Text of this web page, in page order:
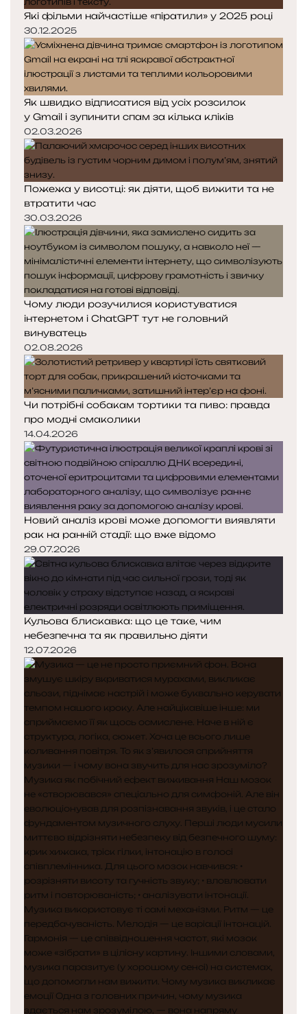
п
р
а
Які фільми найчастіше «піратили» у 2025 році
30.12.2025
Як швидко відписатися від усіх розсилок
у Gmail і зупинити спам за кілька кліків
02.03.2026
Пожежа у висотці: як діяти, щоб вижити та не
втратити час
30.03.2026
Чому люди розучилися користуватися
інтернетом і ChatGPT тут не головний
винуватець
02.08.2026
Чи потрібні собакам тортики та пиво: правда
про модні смаколики
14.04.2026
Новий аналіз крові може допомогти виявляти
рак на ранній стадії: що вже відомо
29.07.2026
Кульова блискавка: що це таке, чим
небезпечна та як правильно діяти
12.07.2026